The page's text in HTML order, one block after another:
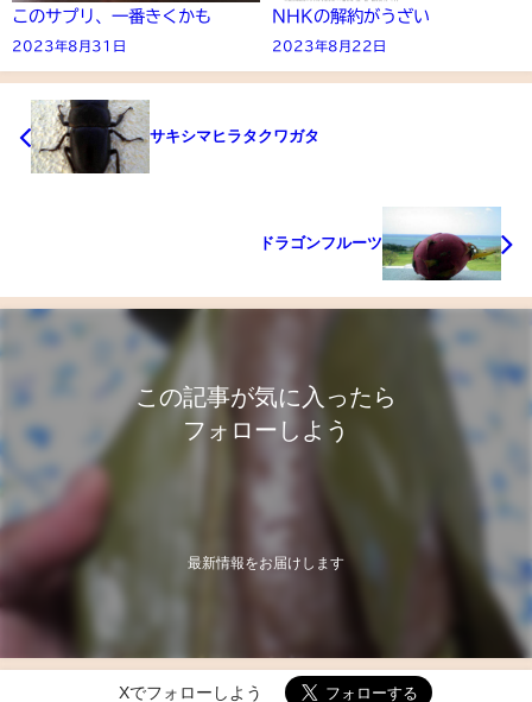
このサプリ、一番きくかも
2023年8月31日
NHKの解約がうざい
2023年8月22日
サキシマヒラタクワガタ
ドラゴンフルーツ
この記事が気に入ったら
フォローしよう
最新情報をお届けします
Xでフォローしよう